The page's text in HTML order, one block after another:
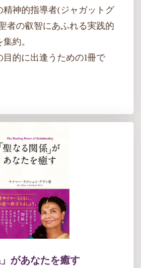
精神的指導者(ジャガットグ
者の叡智にあふれる実践的
約。
的に出逢うための1冊で
」があなたを癒す